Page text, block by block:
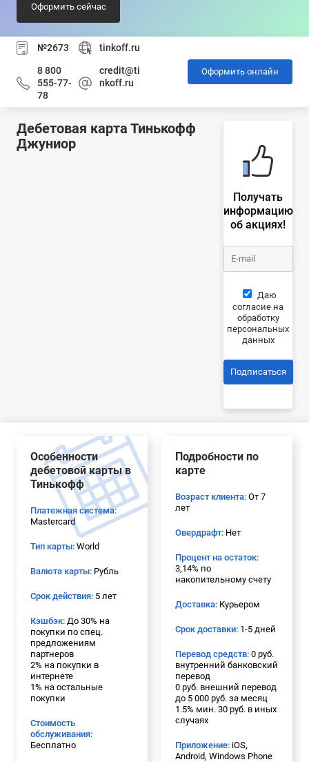
Оформить сейчас
№2673 tinkoff.ru
8 800
555-77-
78
credit@ti
nkoff.ru
Оформить онлайн
Дебетовая карта Тинькофф
Джуниор
Получать
информацию
об акциях!
Даю
согласие на
обработку
персональных
данных
Подписаться
Особенности
дебетовой карты в
Тинькофф
Платежная система:
Mastercard
Тип карты: World
Валюта карты: Рубль
Срок действия: 5 лет
Кэшбэк: До 30% на
покупки по спец.
предложениям
партнеров
2% на покупки в
интернете
1% на остальные
покупки
Стоимость
обслуживания:
Бесплатно
Подробности по
карте
Возраст клиента: От 7
лет
Овердрафт: Нет
Процент на остаток:
3,14% по
накопительному счету
Доставка: Курьером
Срок доставки: 1-5 дней
Перевод средств: 0 руб.
внутренний банковский
перевод
0 руб. внешний перевод
до 5 000 руб. за месяц
1.5% мин. 30 руб. в иных
случаях
Приложение: iOS,
Android, Windows Phone